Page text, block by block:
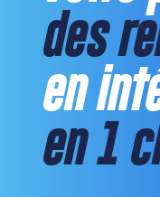
des
en
en 1